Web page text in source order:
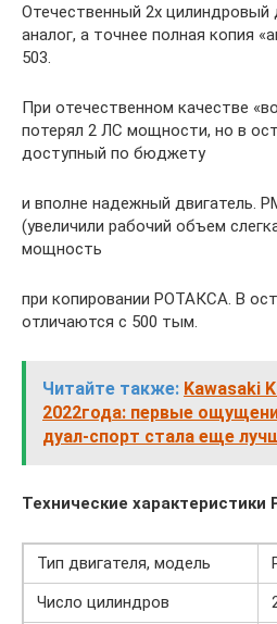
Отечественный 2х цилиндровый
аналог, а точнее полная копия
503.
При отечественном качестве
потерял 2 ЛС мощности, но в
доступный по бюджету
и вполне надежный двигатель.
(увеличили рабочий объем
мощность
при копировании РОТАКСА. В
отличаются с 500 тым.
Читайте также: Kawasaki
2022года: первые
дуал-спорт стала еще
Технические
Тип двигателя, модель
Число цилиндров